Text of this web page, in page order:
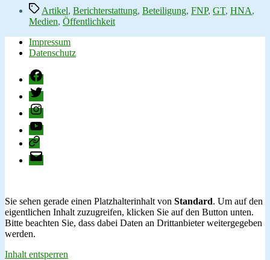
Schlagwörter
Artikel, Berichterstattung, Beteiligung, FNP, GT, HNA,
Medien, Öffentlichkeit
Impressum
Datenschutz
Facebook
Twitter
Instagram
YouTube
change.org
E-
Mail
Sie sehen gerade einen Platzhalterinhalt von Standard. Um auf den
eigentlichen Inhalt zuzugreifen, klicken Sie auf den Button unten.
Bitte beachten Sie, dass dabei Daten an Drittanbieter weitergegeben
werden.
Inhalt entsperren